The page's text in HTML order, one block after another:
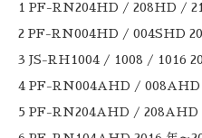
1 PF-RN204HD / 208HD /
2 PF-RN004HD / 004SHD
3 JS-RH1004 / 1008 / 1016
4 PF-RN004AHD / 008AHD
5 PF-RN204AHD / 208AHD